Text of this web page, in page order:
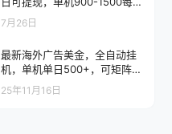
月，可矩阵可放大
7月26日
最新海外广告美金，全自动挂
机，单机单日500+，可矩阵
放大，新手小白轻松上手
25年11月16日